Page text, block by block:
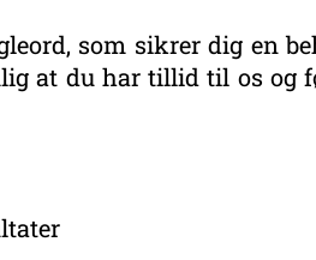
som sikrer dig en
at du har tillid til os
efter